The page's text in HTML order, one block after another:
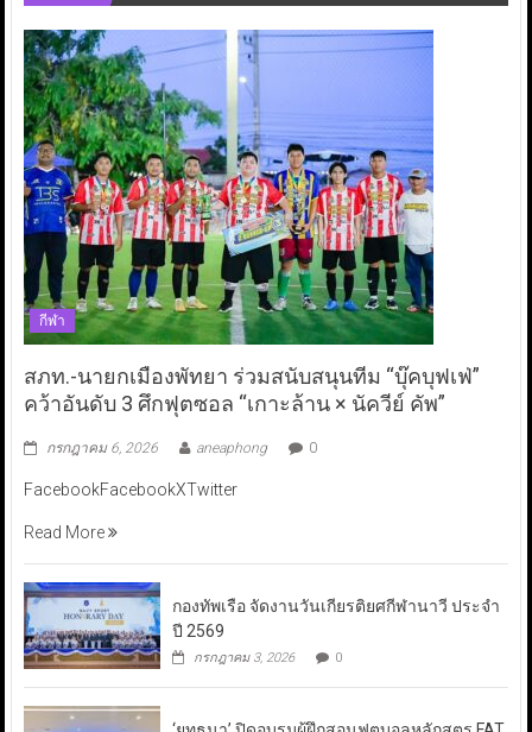
กีฬา
สภท.-นายกเมืองพัทยา ร่วมสนับสนุนทีม “บุ๊คบุฟเฟ่”
คว้าอันดับ 3 ศึกฟุตซอล “เกาะล้าน × นัควีย์ คัพ”
กรกฎาคม 6, 2026 aneaphong 0
FacebookFacebookXTwitter
Read More
กองทัพเรือ จัดงานวันเกียรติยศกีฬานาวี ประจำ
ปี 2569
กรกฎาคม 3, 2026 0